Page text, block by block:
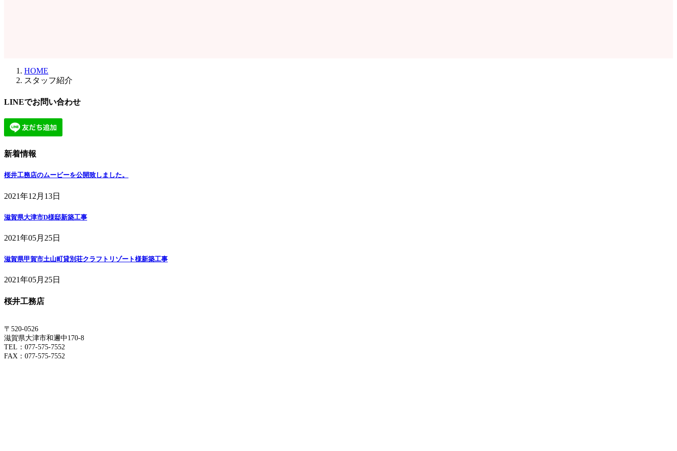
HOME
スタッフ紹介
LINEでお問い合わせ
新着情報
桜井工務店のムービーを公開致しました。
2021年12月13日
滋賀県大津市D様邸新築工事
2021年05月25日
滋賀県甲賀市土山町貸別荘クラフトリゾート様新築工事
2021年05月25日
桜井工務店
〒520-0526
滋賀県大津市和邇中170-8
TEL：077-575-7552
FAX：077-575-7552